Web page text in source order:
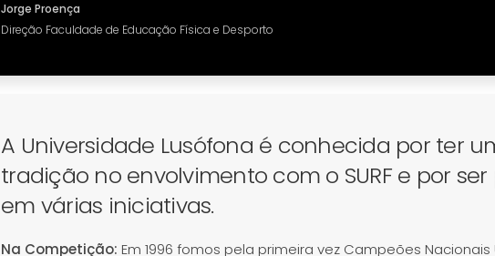
Jorge Proença
Direção Faculdade de Educação Física e Desporto
A Universidade Lusófona é conhecida por ter
tradição no envolvimento com o SURF e por
em várias iniciativas.
Na Competição: Em 1996 fomos pela primeira vez Campeões Nacionais